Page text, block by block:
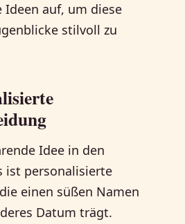
Ideen auf, um diese
stilvoll zu
Idee in den
ist personalisierte
einen süßen Namen
Datum trägt.